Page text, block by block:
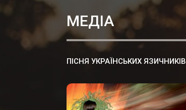
МЕДІА
ПІСНЯ УКРАЇНСЬКИХ ЯЗИЧНИКІВ